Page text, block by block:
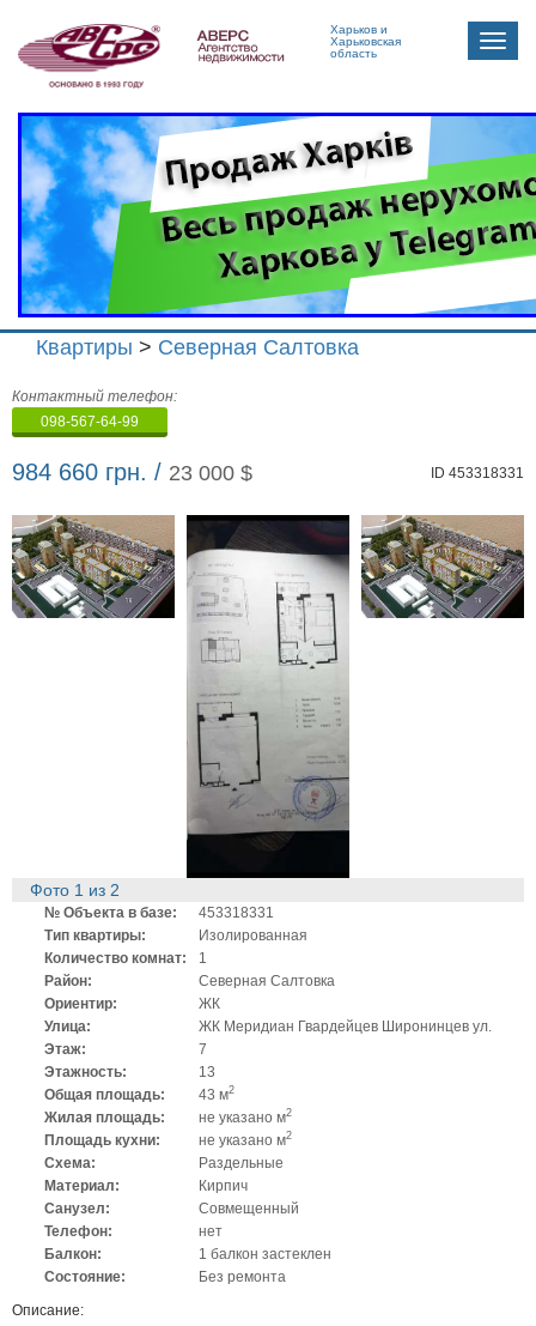
Харьков и
Харьковская
область
Toggle
Квартиры > Северная Салтовка
Агенство
недвижимости
"Аверс"
Контактный телефон:
098-567-64-99
984 660 грн. / 23 000 $ ID 453318331
Фото 1 из 2
№ Объекта в базе:
453318331
Тип квартиры:
Изолированная
Количество комнат:
1
Район:
Северная Салтовка
Ориентир:
ЖК
Улица:
ЖК Меридиан Гвардейцев Широнинцев ул.
Этаж:
7
Этажность:
13
Общая площадь:
43 м2
Жилая площадь: не указано м2
Площадь кухни: не указано м2
Схема:
Раздельные
Материал:
Кирпич
Санузел:
Совмещенный
Телефон:
нет
Балкон:
1 балкон застеклен
Состояние:
Без ремонта
Описание: